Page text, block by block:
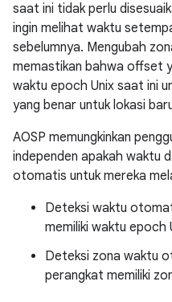
saat ini tidak perlu
ingin melihat waktu
sebelumnya. Mengubah
memastikan bahwa offset
waktu epoch Unix saat ini
yang benar untuk lokasi
AOSP memungkinkan
independen apakah waktu
otomatis untuk mereka
Deteksi waktu
memiliki waktu epoch
Deteksi zona waktu
perangkat memiliki